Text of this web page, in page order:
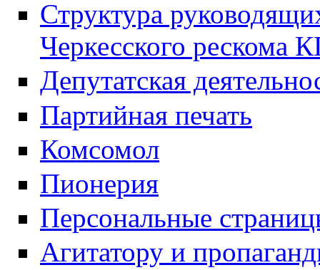
Структура
Черкесского рескома
Депутатская
Партийная печать
Комсомол
Пионерия
Персональные
Агитатору и